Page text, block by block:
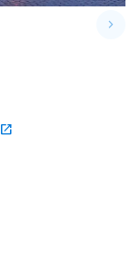
keyboard_arrow_right
open_in_new